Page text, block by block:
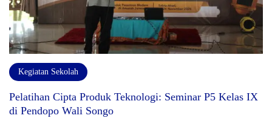
Kegiatan Sekolah
Pelatihan Cipta Produk Teknologi: Seminar P5 Kelas IX
di Pendopo Wali Songo